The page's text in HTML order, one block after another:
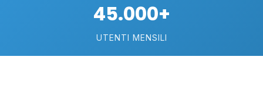
45.000+
UTENTI MENSILI